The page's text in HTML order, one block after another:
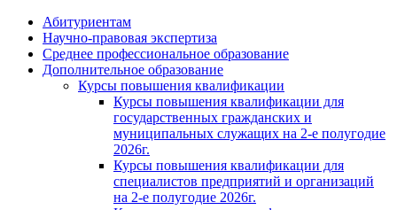
Абитуриентам
Научно-правовая экспертиза
Cреднее профессиональное образование
Дополнительное образование
Курсы повышения квалификации
Курсы повышения квалификации для
государственных гражданских и
муниципальных служащих на 2-е полугодие
2026г.
Курсы повышения квалификации для
специалистов предприятий и организаций
на 2-е полугодие 2026г.